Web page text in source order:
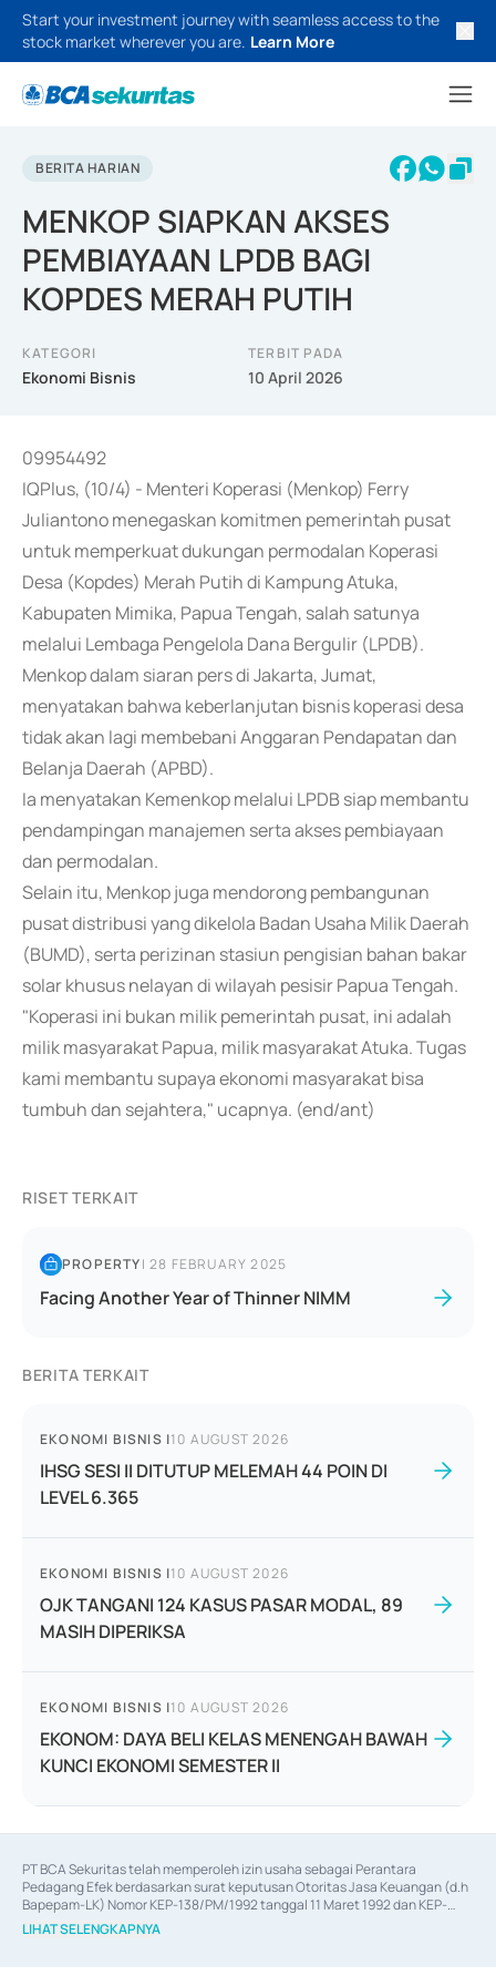
Start your investment journey with seamless access to the
stock market wherever you are. Learn More
BERITA HARIAN
MENKOP SIAPKAN AKSES
PEMBIAYAAN LPDB BAGI
KOPDES MERAH PUTIH
KATEGORI
Ekonomi Bisnis
TERBIT PADA
10 April 2026
09954492
IQPlus, (10/4) - Menteri Koperasi (Menkop) Ferry
Juliantono menegaskan komitmen pemerintah pusat
untuk memperkuat dukungan permodalan Koperasi
Desa (Kopdes) Merah Putih di Kampung Atuka,
Kabupaten Mimika, Papua Tengah, salah satunya
melalui Lembaga Pengelola Dana Bergulir (LPDB).
Menkop dalam siaran pers di Jakarta, Jumat,
menyatakan bahwa keberlanjutan bisnis koperasi desa
tidak akan lagi membebani Anggaran Pendapatan dan
Belanja Daerah (APBD).
Ia menyatakan Kemenkop melalui LPDB siap membantu
pendampingan manajemen serta akses pembiayaan
dan permodalan.
Selain itu, Menkop juga mendorong pembangunan
pusat distribusi yang dikelola Badan Usaha Milik Daerah
(BUMD), serta perizinan stasiun pengisian bahan bakar
solar khusus nelayan di wilayah pesisir Papua Tengah.
"Koperasi ini bukan milik pemerintah pusat, ini adalah
milik masyarakat Papua, milik masyarakat Atuka. Tugas
kami membantu supaya ekonomi masyarakat bisa
tumbuh dan sejahtera," ucapnya. (end/ant)
RISET TERKAIT
PROPERTY|28 FEBRUARY 2025
Facing Another Year of Thinner NIMM
BERITA TERKAIT
EKONOMI BISNIS |10 AUGUST 2026
IHSG SESI II DITUTUP MELEMAH 44 POIN DI
LEVEL 6.365
EKONOMI BISNIS |10 AUGUST 2026
OJK TANGANI 124 KASUS PASAR MODAL, 89
MASIH DIPERIKSA
EKONOMI BISNIS |10 AUGUST 2026
EKONOM: DAYA BELI KELAS MENENGAH BAWAH
KUNCI EKONOMI SEMESTER II
PT BCA Sekuritas telah memperoleh izin usaha sebagai Perantara
Pedagang Efek berdasarkan surat keputusan Otoritas Jasa Keuangan (d.h
Bapepam-LK) Nomor KEP-138/PM/1992 tanggal 11 Maret 1992 dan KEP-
06/D.04/2014 tanggal 28 Februari 2014, izin usaha sebagai Penjamin Emisi
Efek berdasarkan surat keputusan Otoritas Jasa Keuangan Nomor KEP-
LIHAT SELENGKAPNYA